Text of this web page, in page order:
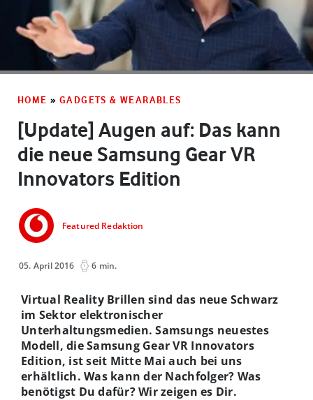
HOME » GADGETS & WEARABLES
[Update] Augen auf: Das kann
die neue Samsung Gear VR
Innovators Edition
Featured Redaktion
05. April 2016 6 min.
Virtual Reality Brillen sind das neue Schwarz
im Sektor elektronischer
Unterhaltungsmedien. Samsungs neuestes
Modell, die Samsung Gear VR Innovators
Edition, ist seit Mitte Mai auch bei uns
erhältlich. Was kann der Nachfolger? Was
benötigst Du dafür? Wir zeigen es Dir.